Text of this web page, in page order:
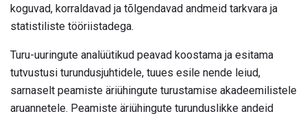
koguvad, korraldavad ja tõlgendavad andmeid tarkvara ja
statistiliste tööriistadega.
Turu-uuringute analüütikud peavad koostama ja esitama
tutvustusi turundusjuhtidele, tuues esile nende leiud,
sarnaselt peamiste äriühingute turustamise akadeemilistele
aruannetele. Peamiste äriühingute turunduslikke andeid